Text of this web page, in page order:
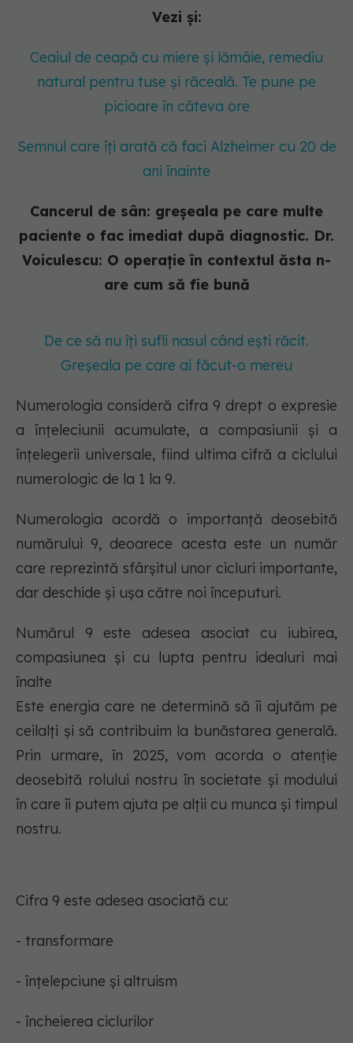
Vezi și:
Ceaiul de ceapă cu miere și lămâie, remediu
natural pentru tuse și răceală. Te pune pe
picioare în câteva ore
Semnul care îți arată că faci Alzheimer cu 20 de
ani înainte
Cancerul de sân: greșeala pe care multe
paciente o fac imediat după diagnostic. Dr.
Voiculescu: O operație în contextul ăsta n-
are cum să fie bună
De ce să nu îți sufli nasul când ești răcit.
Greșeala pe care ai făcut-o mereu
Numerologia consideră cifra 9 drept o expresie
a înțeleciunii acumulate, a compasiunii și a
înțelegerii universale, fiind ultima cifră a ciclului
numerologic de la 1 la 9.
Numerologia acordă o importanță deosebită
numărului 9, deoarece acesta este un număr
care reprezintă sfârșitul unor cicluri importante,
dar deschide și ușa către noi începuturi.
Numărul 9 este adesea asociat cu iubirea,
compasiunea și cu lupta pentru idealuri mai
înalte
Este energia care ne determină să îi ajutăm pe
ceilalți și să contribuim la bunăstarea generală.
Prin urmare, în 2025, vom acorda o atenție
deosebită rolului nostru în societate și modului
în care îi putem ajuta pe alții cu munca și timpul
nostru.
Cifra 9 este adesea asociată cu:
- transformare
- înțelepciune și altruism
- încheierea ciclurilor